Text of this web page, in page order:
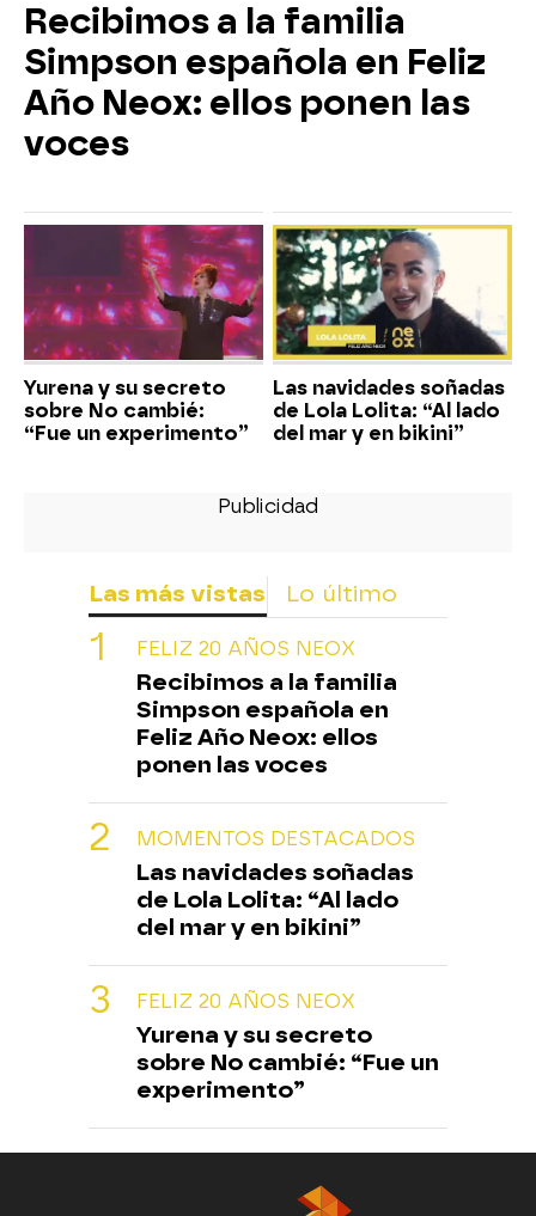
Recibimos a la familia
Simpson española en Feliz
Año Neox: ellos ponen las
voces
Yurena y su secreto
sobre No cambié:
“Fue un experimento”
Las navidades soñadas
de Lola Lolita: “Al lado
del mar y en bikini”
Las más vistas Lo último
FELIZ 20 AÑOS NEOX
Recibimos a la familia
Simpson española en
Feliz Año Neox: ellos
ponen las voces
MOMENTOS DESTACADOS
Las navidades soñadas
de Lola Lolita: “Al lado
del mar y en bikini”
FELIZ 20 AÑOS NEOX
Yurena y su secreto
sobre No cambié: “Fue un
experimento”